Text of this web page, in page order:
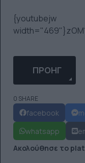
{youtubejw
ΠΡΟΗΓ
0 SHARE
facebook
whatsapp
Ακολούθησε το